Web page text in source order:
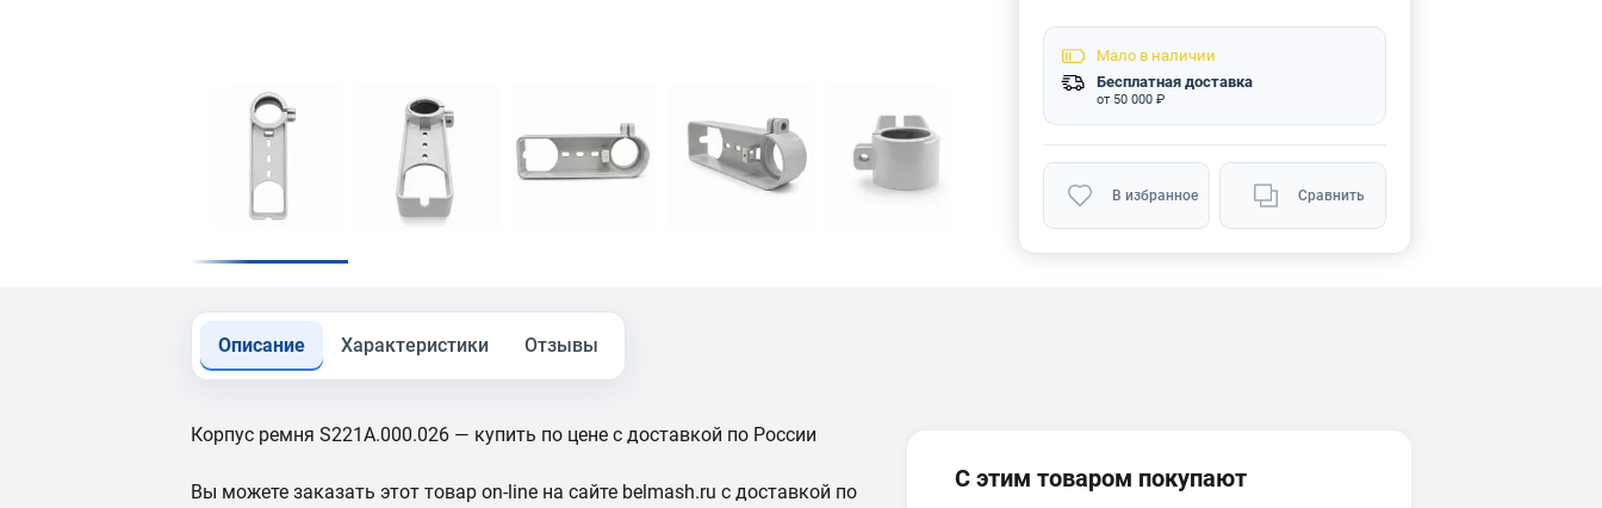
Мало в наличии
Бесплатная доставка
от 50 000 ₽
В избранное Сравнить
Описание Характеристики Отзывы
Корпус ремня S221A.000.026 — купить по цене с доставкой по России
Вы можете заказать этот товар on-line на сайте belmash.ru с доставкой по
С этим товаром покупают